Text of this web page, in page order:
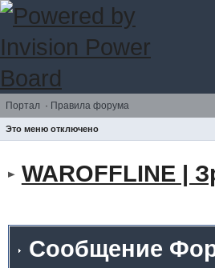
Портал · Правила форума
Это меню отключено
WAROFFLINE |
Сообщение